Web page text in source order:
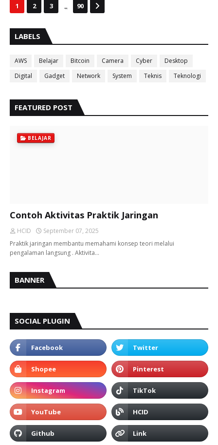
1 2 3 ... 90
LABELS
AWS Belajar Bitcoin Camera Cyber
Desktop
Digital
Gadget Network System Teknis Teknologi
FEATURED POST
BELAJAR
Contoh Aktivitas Praktik Jaringan
HCID
September 07, 2025
Praktik jaringan membantu memahami konsep teori melalui
pengalaman langsung . Aktivita…
BANNER
SOCIAL PLUGIN